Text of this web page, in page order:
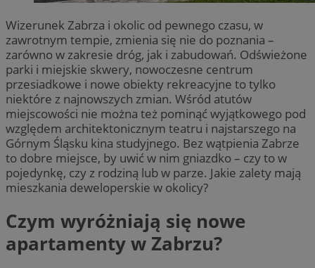
Wizerunek Zabrza i okolic od pewnego czasu, w
zawrotnym tempie, zmienia się nie do poznania –
zarówno w zakresie dróg, jak i zabudowań. Odświeżone
parki i miejskie skwery, nowoczesne centrum
przesiadkowe i nowe obiekty rekreacyjne to tylko
niektóre z najnowszych zmian. Wśród atutów
miejscowości nie można też pominąć wyjątkowego pod
względem architektonicznym teatru i najstarszego na
Górnym Śląsku kina studyjnego. Bez wątpienia Zabrze
to dobre miejsce, by uwić w nim gniazdko – czy to w
pojedynkę, czy z rodziną lub w parze. Jakie zalety mają
mieszkania deweloperskie w okolicy?
Czym wyróżniają się nowe
apartamenty w Zabrzu?